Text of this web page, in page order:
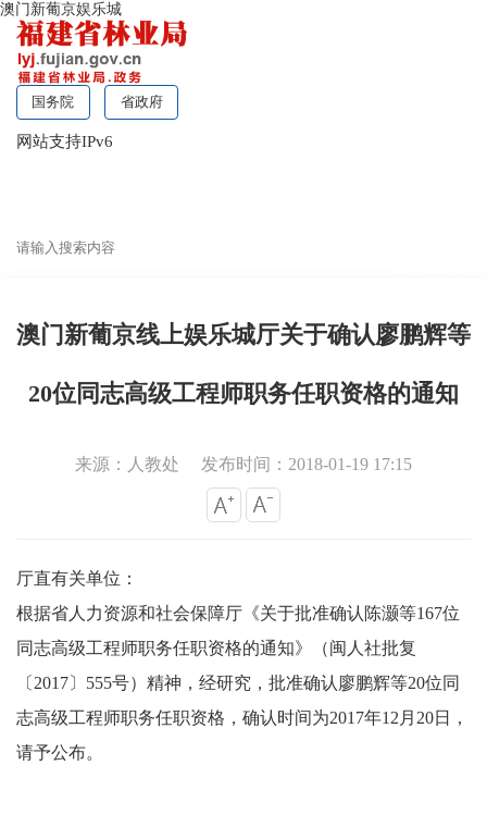
澳门新葡京娱乐城
国务院 省政府
网站支持IPv6
澳门新葡京线上娱乐城厅关于确认廖鹏辉等
20位同志高级工程师职务任职资格的通知
来源：人教处 发布时间：2018-01-19 17:15
厅直有关单位：
根据省人力资源和社会保障厅《关于批准确认陈灏等167位
同志高级工程师职务任职资格的通知》（闽人社批复
〔2017〕555号）精神，经研究，批准确认廖鹏辉等20位同
志高级工程师职务任职资格，确认时间为2017年12月20日，
请予公布。